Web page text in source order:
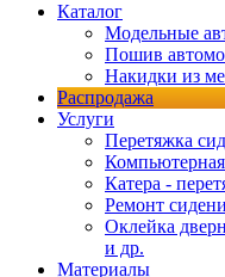
Каталог
Модельные
Пошив
Накидки из
Распродажа
Услуги
Перетяжка
Катера -
Ремонт
Оклейка
и др.
Материалы